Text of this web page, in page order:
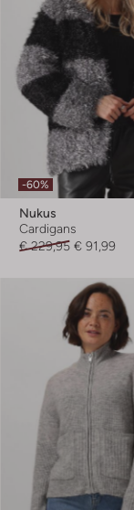
-60%
Nukus
Cardigans
€ 229,95 € 91,99